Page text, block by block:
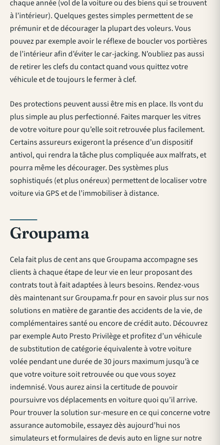
chaque année (vol de la voiture ou des biens qui se trouvent
à l’intérieur). Quelques gestes simples permettent de se
prémunir et de décourager la plupart des voleurs. Vous
pouvez par exemple avoir le réflexe de boucler vos portières
de l’intérieur afin d’éviter le car-jacking. N’oubliez pas aussi
de retirer les clefs du contact quand vous quittez votre
véhicule et de toujours le fermer à clef.
Des protections peuvent aussi être mis en place. Ils vont du
plus simple au plus perfectionné. Faites marquer les vitres
de votre voiture pour qu’elle soit retrouvée plus facilement.
Certains assureurs exigeront la présence d’un dispositif
antivol, qui rendra la tâche plus compliquée aux malfrats, et
pourra même les décourager. Des systèmes plus
sophistiqués (et plus onéreux) permettent de localiser votre
voiture via GPS et de l’immobiliser à distance.
Groupama
Cela fait plus de cent ans que Groupama accompagne ses
clients à chaque étape de leur vie en leur proposant des
contrats tout à fait adaptées à leurs besoins. Rendez-vous
dès maintenant sur Groupama.fr pour en savoir plus sur nos
solutions en matière de garantie des accidents de la vie, de
complémentaires santé ou encore de crédit auto. Découvrez
par exemple Auto Presto Privilège et profitez d’un véhicule
de substitution de catégorie équivalente à votre voiture
volée pendant une durée de 30 jours maximum jusqu’à ce
que votre voiture soit retrouvée ou que vous soyez
indemnisé. Vous aurez ainsi la certitude de pouvoir
poursuivre vos déplacements en voiture quoi qu’il arrive.
Pour trouver la solution sur-mesure en ce qui concerne votre
assurance automobile, essayez dès aujourd’hui nos
simulateurs et formulaires de devis auto en ligne sur notre